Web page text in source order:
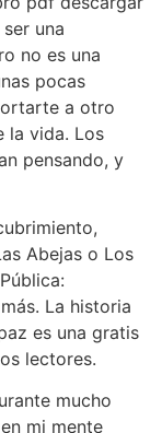
una
no es una
pocas
a otro
la vida. Los
pensando, y
Abejas o Los
La historia
es una gratis
lectores.
mucho
mi mente